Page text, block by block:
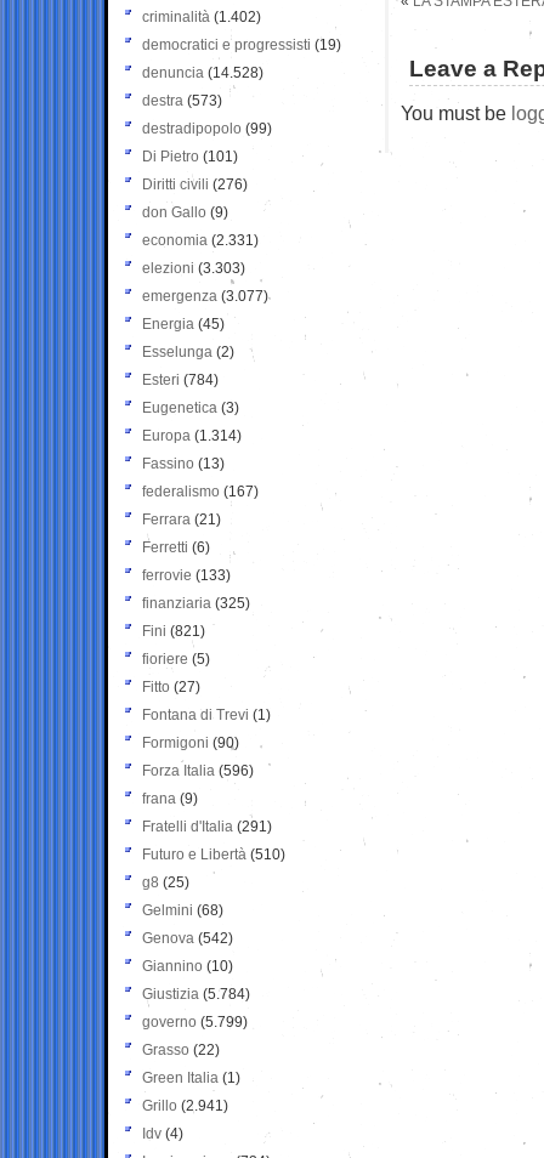
Leave a
You must be
criminalità (1.402)
democratici e progressisti (19)
denuncia (14.528)
destra (573)
destradipopolo (99)
Di Pietro (101)
Diritti civili (276)
don Gallo (9)
economia (2.331)
elezioni (3.303)
emergenza (3.077)
Energia (45)
Esselunga (2)
Esteri (784)
Eugenetica (3)
Europa (1.314)
Fassino (13)
federalismo (167)
Ferrara (21)
Ferretti (6)
ferrovie (133)
finanziaria (325)
Fini (821)
fioriere (5)
Fitto (27)
Fontana di Trevi (1)
Formigoni (90)
Forza Italia (596)
frana (9)
Fratelli d'Italia (291)
Futuro e Libertà (510)
g8 (25)
Gelmini (68)
Genova (542)
Giannino (10)
Giustizia (5.784)
governo (5.799)
Grasso (22)
Green Italia (1)
Grillo (2.941)
Idv (4)